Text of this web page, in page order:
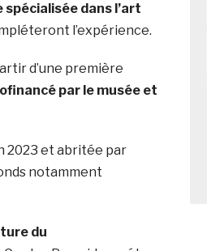
spécialisée dans l’art
l’expérience.
d’une première
par le musée et
2023 et abritée par
notamment
du